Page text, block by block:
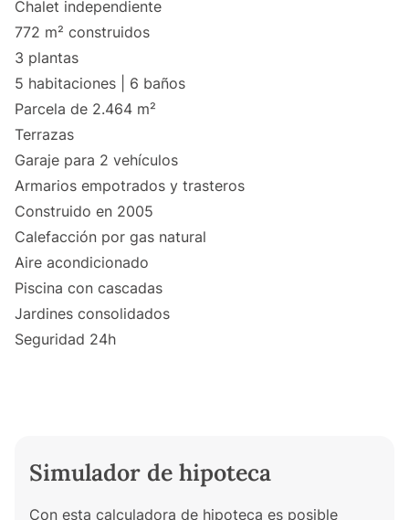
Chalet independiente
772 m² construidos
3 plantas
5 habitaciones | 6 baños
Parcela de 2.464 m²
Terrazas
Garaje para 2 vehículos
Armarios empotrados y trasteros
Construido en 2005
Calefacción por gas natural
Aire acondicionado
Piscina con cascadas
Jardines consolidados
Seguridad 24h
Simulador de hipoteca
Con esta calculadora de hipoteca es posible